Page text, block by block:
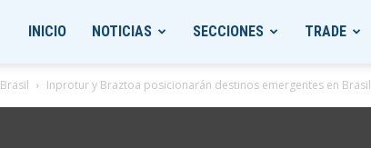
INICIO NOTICIAS SECCIONES TRADE
Brasil Inprotur y Braztoa posicionarán destinos emergentes en Brasil